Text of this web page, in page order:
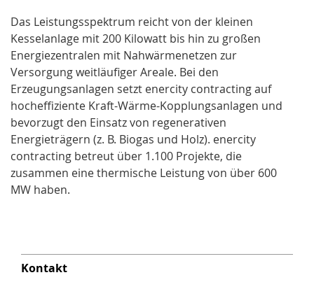
Das Leistungsspektrum reicht von der kleinen
Kesselanlage mit 200 Kilowatt bis hin zu großen
Energiezentralen mit Nahwärmenetzen zur
Versorgung weitläufiger Areale. Bei den
Erzeugungsanlagen setzt enercity contracting auf
hocheffiziente Kraft-Wärme-Kopplungsanlagen und
bevorzugt den Einsatz von regenerativen
Energieträgern (z. B. Biogas und Holz). enercity
contracting betreut über 1.100 Projekte, die
zusammen eine thermische Leistung von über 600
MW haben.
Kontakt